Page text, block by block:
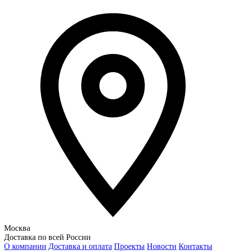
Москва
Доставка по всей России
О компании Доставка и оплата Проекты Новости Контакты